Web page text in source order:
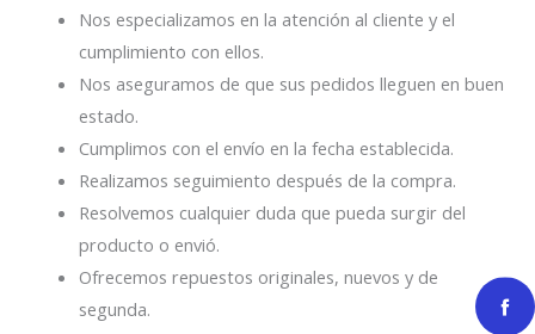
Nos especializamos en la atención al cliente y el
cumplimiento con ellos.
Nos aseguramos de que sus pedidos lleguen en buen
estado.
Cumplimos con el envío en la fecha establecida.
Realizamos seguimiento después de la compra.
Resolvemos cualquier duda que pueda surgir del
producto o envió.
Ofrecemos repuestos originales, nuevos y de
segunda.